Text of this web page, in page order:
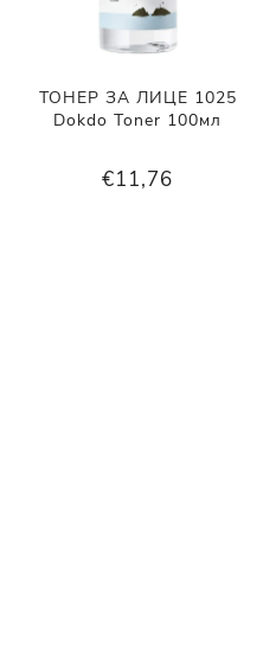
ТОНЕР ЗА ЛИЦЕ 1025
Dokdo Toner 100мл
€11,76